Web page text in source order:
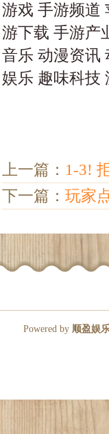
游戏 手游频道
游下载 手游产
音乐 动漫资讯
娱乐 趣味科技
上一篇： 1-3!
下一篇： 玩家
Powered by 顺盈娱